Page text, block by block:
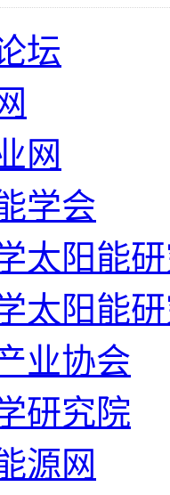
坛
网
学会
太阳能
太阳能
业协会
研究院
源网